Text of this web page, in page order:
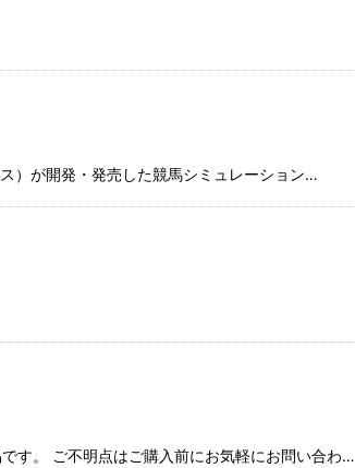
）が開発・発売した競馬シミュレーション…
す。 ご不明点はご購入前にお気軽にお問い合わ…